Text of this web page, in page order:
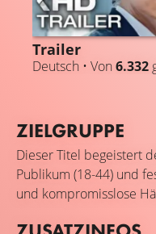
Trailer
Deutsch • Von6.332
ZIELGRUPPE
Dieser Titel begeistert
Publikum (18-44) und
und kompromisslose